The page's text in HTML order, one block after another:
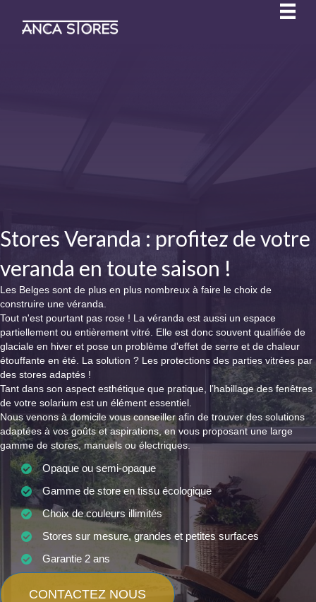
Stores Veranda : profitez de votre
veranda en toute saison !
Les Belges sont de plus en plus nombreux à faire le choix de
construire une véranda.
Tout n'est pourtant pas rose ! La véranda est aussi un espace
partiellement ou entièrement vitré. Elle est donc souvent qualifiée de
glaciale en hiver et pose un problème d'effet de serre et de chaleur
étouffante en été. La solution ? Les protections des parties vitrées par
des stores adaptés !
Tant dans son aspect esthétique que pratique, l’habillage des fenêtres
de votre solarium est un élément essentiel.
Nous venons à domicile vous conseiller afin de trouver des solutions
adaptées à vos goûts et aspirations, en vous proposant une large
gamme de stores, manuels ou électriques.
Opaque ou semi-opaque
Gamme de store en tissu écologique
Choix de couleurs illimités
Stores sur mesure, grandes et petites surfaces
Garantie 2 ans
CONTACTEZ NOUS